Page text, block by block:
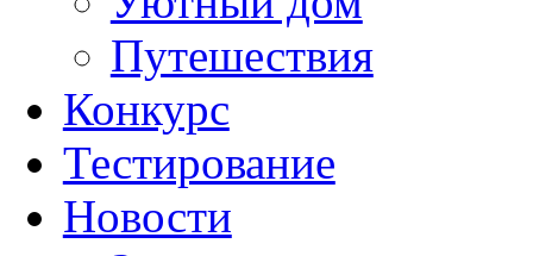
Путешествия
Конкурс
Тестирование
Новости